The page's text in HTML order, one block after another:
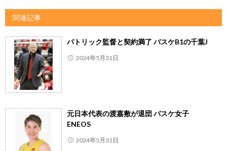
関連記事
パトリック監督と契約満了 バスケB1の千葉J
2024年5月31日
元日本代表の渡嘉敷が退団 バスケ女子
ENEOS
2024年5月31日